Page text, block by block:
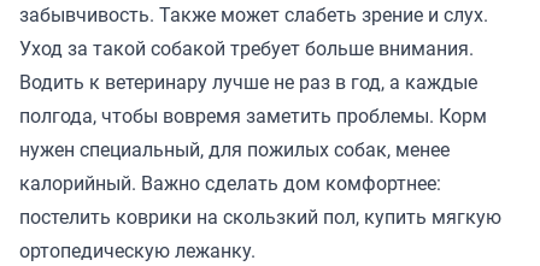
забывчивость. Также может слабеть зрение и слух.
Уход за такой собакой требует больше внимания.
Водить к ветеринару лучше не раз в год, а каждые
полгода, чтобы вовремя заметить проблемы. Корм
нужен специальный, для пожилых собак, менее
калорийный. Важно сделать дом комфортнее:
постелить коврики на скользкий пол, купить мягкую
ортопедическую лежанку.